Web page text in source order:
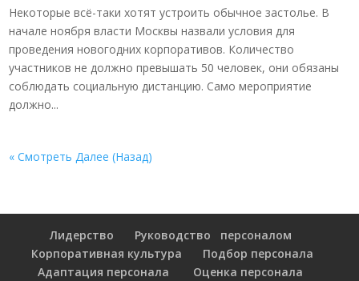
Некоторые всё-таки хотят устроить обычное застолье. В
начале ноября власти Москвы назвали условия для
проведения новогодних корпоративов. Количество
участников не должно превышать 50 человек, они обязаны
соблюдать социальную дистанцию. Само мероприятие
должно...
« Смотреть Далее (Назад)
Лидерство
Руководство персоналом
Корпоративная культура
Подбор персонала
Адаптация персонала
Оценка персонала